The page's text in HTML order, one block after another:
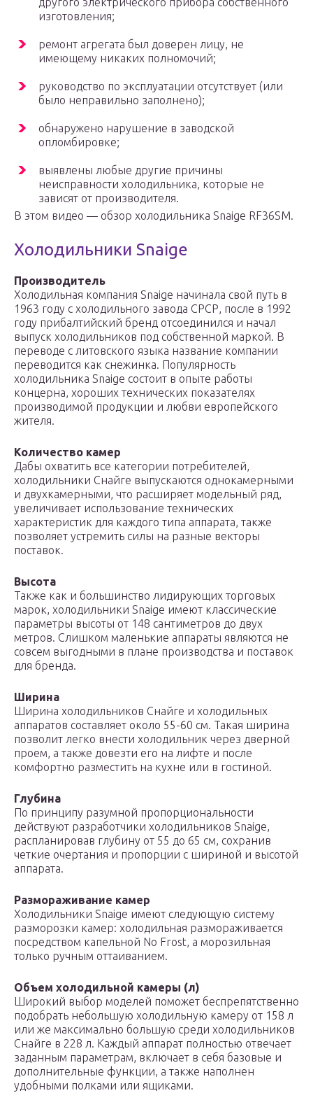
изготовления;
ремонт агрегата был доверен лицу, не
имеющему никаких полномочий;
руководство по эксплуатации отсутствует (или
было неправильно заполнено);
обнаружено нарушение в заводской
опломбировке;
выявлены любые другие причины
неисправности холодильника, которые не
зависят от производителя.
В этом видео — обзор холодильника Snaige RF36SM.
Холодильники Snaige
Производитель
Холодильная компания Snaige начинала свой путь в
1963 году с холодильного завода СРСР, после в 1992
году прибалтийский бренд отсоединился и начал
выпуск холодильников под собственной маркой. В
переводе с литовского языка название компании
переводится как снежинка. Популярность
холодильника Snaige состоит в опыте работы
концерна, хороших технических показателях
производимой продукции и любви европейского
жителя.
Количество камер
Дабы охватить все категории потребителей,
холодильники Снайге выпускаются однокамерными
и двухкамерными, что расширяет модельный ряд,
увеличивает использование технических
характеристик для каждого типа аппарата, также
позволяет устремить силы на разные векторы
поставок.
Высота
Также как и большинство лидирующих торговых
марок, холодильники Snaige имеют классические
параметры высоты от 148 сантиметров до двух
метров. Слишком маленькие аппараты являются не
совсем выгодными в плане производства и поставок
для бренда.
Ширина
Ширина холодильников Снайге и холодильных
аппаратов составляет около 55-60 см. Такая ширина
позволит легко внести холодильник через дверной
проем, а также довезти его на лифте и после
комфортно разместить на кухне или в гостиной.
Глубина
По принципу разумной пропорциональности
действуют разработчики холодильников Snaige,
распланировав глубину от 55 до 65 см, сохранив
четкие очертания и пропорции с шириной и высотой
аппарата.
Размораживание камер
Холодильники Snaige имеют следующую систему
разморозки камер: холодильная размораживается
посредством капельной No Frost, а морозильная
только ручным оттаиванием.
Объем холодильной камеры (л)
Широкий выбор моделей поможет беспрепятственно
подобрать небольшую холодильную камеру от 158 л
или же максимально большую среди холодильников
Снайге в 228 л. Каждый аппарат полностью отвечает
заданным параметрам, включает в себя базовые и
дополнительные функции, а также наполнен
удобными полками или ящиками.